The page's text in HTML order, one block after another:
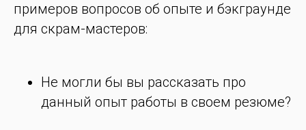
примеров вопросов об опыте и бэкграунде
для скрам-мастеров:
Не могли бы вы рассказать про
данный опыт работы в своем резюме?